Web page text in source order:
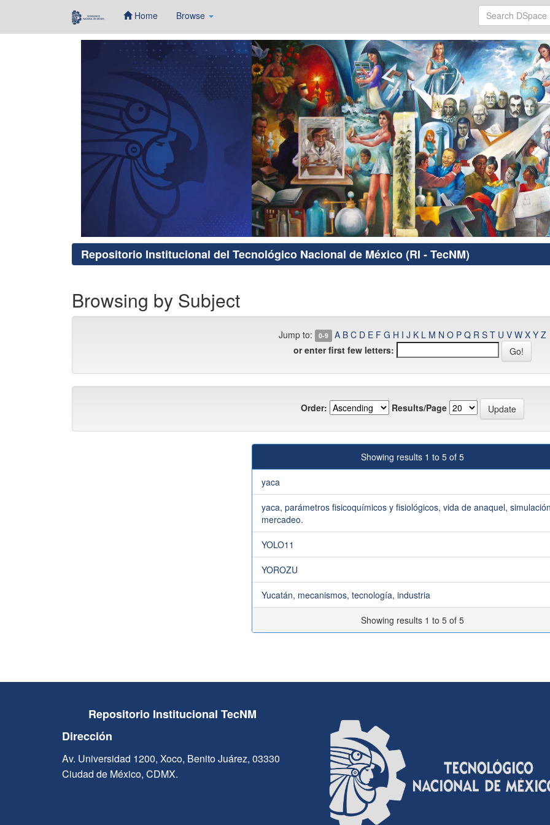
Home Browse
Repositorio Institucional del Tecnológico Nacional de México (RI - TecNM)
Browsing by Subject
Jump to: 0-9 A B C D E F G H I J K L M N O P Q R S T U V W X Y Z
or enter first few letters:
Order: Results/Page
Showing results 1 to 5 of 5
yaca
yaca, parámetros fisicoquímicos y fisiológicos, vida de anaquel,
mercadeo.
YOLO11
YOROZU
Yucatán, mecanismos, tecnología, industria
Showing results 1 to 5 of 5
Repositorio Institucional TecNM
Dirección
Av. Universidad 1200, Xoco, Benito Juárez, 03330
Ciudad de México, CDMX.